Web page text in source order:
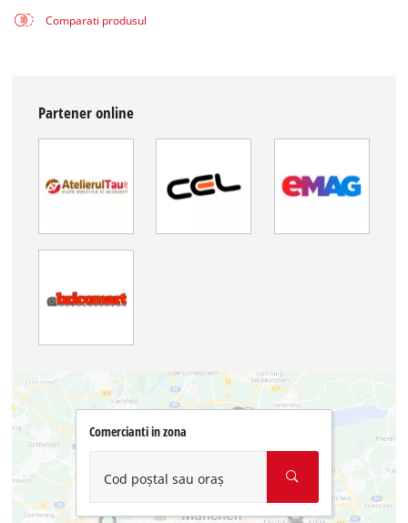
Comparati produsul
Partener online
Comercianti in zona
Cod poștal sau oraș